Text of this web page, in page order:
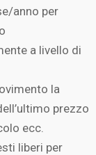
anno per
a livello di
la
prezzo
ecc.
liberi per